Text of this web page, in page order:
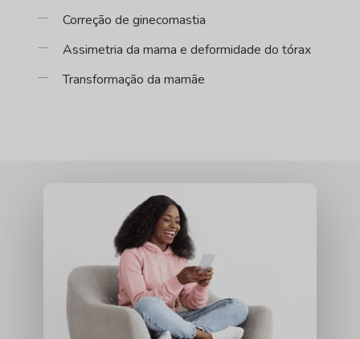
Correção de ginecomastia
Assimetria da mama e deformidade do tórax
Transformação da mamãe